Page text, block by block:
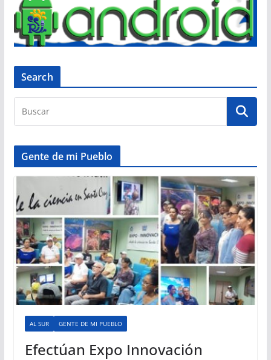
Search
Gente de mi Pueblo
AL SUR GENTE DE MI PUEBLO
Efectúan Expo Innovación